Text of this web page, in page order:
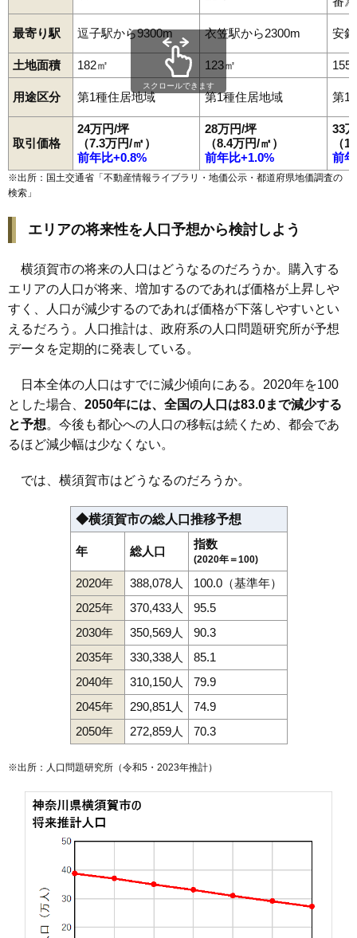
最寄り駅 逗子駅から9300m 衣笠駅から2300m 安
土地面積 182㎡ 123㎡ 155
用途区分 第1種住居地域 第1種住居地域 第1
取引価格
24万円/坪
（7.3万円/㎡）
前年比+0.8%
28万円/坪
（8.4万円/㎡）
前年比+1.0%
33
（
前
スクロールできます
※出所：国土交通省「 不動産情報ライブラリ・地価公示・都道府県地価調査の
検索 」
エリアの将来性を人口予想から検討しよう
横須賀市の将来の人口はどうなるのだろうか。購入する
エリアの人口が将来、増加するのであれば価格が上昇しや
すく、人口が減少するのであれば価格が下落しやすいとい
えるだろう。人口推計は、政府系の人口問題研究所が予想
データを定期的に発表している。
日本全体の人口はすでに減少傾向にある。2020年を100
とした場合、 2050年には、全国の人口は83.0まで減少する
と予想。今後も都心への人口の移転は続くため、都会であ
るほど減少幅は少なくない。
では、横須賀市はどうなるのだろうか。
◆横須賀市の総人口推移予想
年 総人口
指数
(2020年＝100)
2020年 388,078人
100.0（基準年）
2025年
370,433人
95.5
2030年
350,569人
90.3
2035年
330,338人
85.1
2040年
310,150人
79.9
2045年
290,851人
74.9
2050年
272,859人 70.3
※出所：人口問題研究所（令和5・2023年推計）